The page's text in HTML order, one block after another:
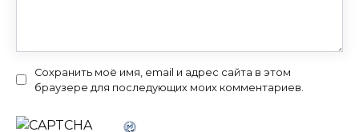
Сохранить моё имя, email и адрес сайта в этом
браузере для последующих моих комментариев.